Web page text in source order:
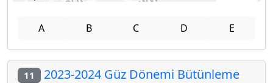
A B C D E
11 2023-2024 Güz Dönemi Bütünleme